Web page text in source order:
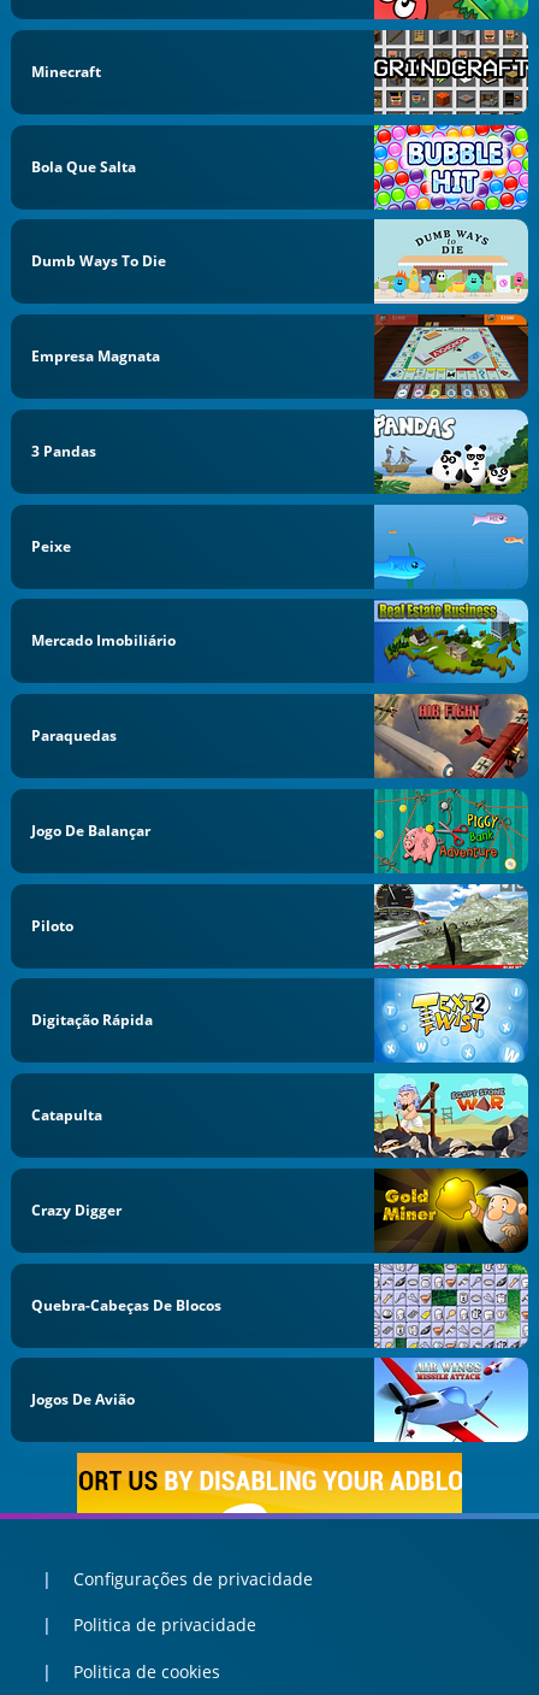
Minecraft
Bola Que Salta
Dumb Ways To Die
Empresa Magnata
3 Pandas
Peixe
Mercado Imobiliário
Paraquedas
Jogo De Balançar
Piloto
Digitação Rápida
Catapulta
Crazy Digger
Quebra-Cabeças De Blocos
Jogos De Avião
Configurações de privacidade
Politica de privacidade
Politica de cookies